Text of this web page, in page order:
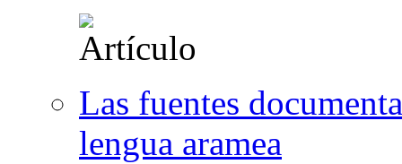
Las fuentes
lengua aramea